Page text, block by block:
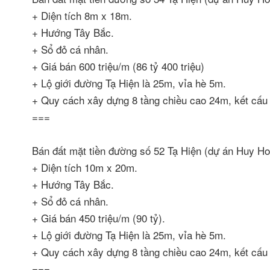
+ Diện tích 8m x 18m.
+ Hướng Tây Bắc.
+ Sổ đỏ cá nhân.
+ Giá bán 600 triệu/m (86 tỷ 400 triệu)
+ Lộ giới đường Tạ Hiện là 25m, vỉa hè 5m.
+ Quy cách xây dựng 8 tầng chiều cao 24m, kết
===
Bán đất mặt tiền đường số 52 Tạ Hiện (dự án Huy
+ Diện tích 10m x 20m.
+ Hướng Tây Bắc.
+ Sổ đỏ cá nhân.
+ Giá bán 450 triệu/m (90 tỷ).
+ Lộ giới đường Tạ Hiện là 25m, vỉa hè 5m.
+ Quy cách xây dựng 8 tầng chiều cao 24m, kết